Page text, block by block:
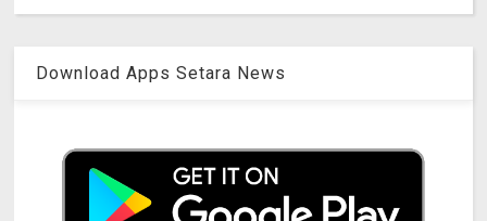
Download Apps Setara News